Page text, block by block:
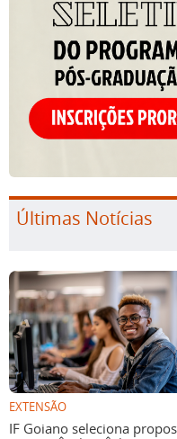
Últimas Notícias
EXTENSÃO
IF Goiano seleciona